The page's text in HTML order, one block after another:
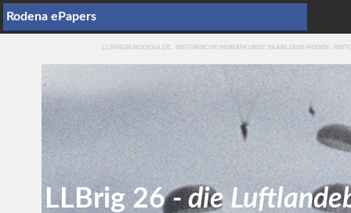
Rodena ePapers
LLBRIG26.RODENA.DE . HISTORISCHE HEIMATKUNDE SAARLOUIS-RODEN .
LLBrig 26- die